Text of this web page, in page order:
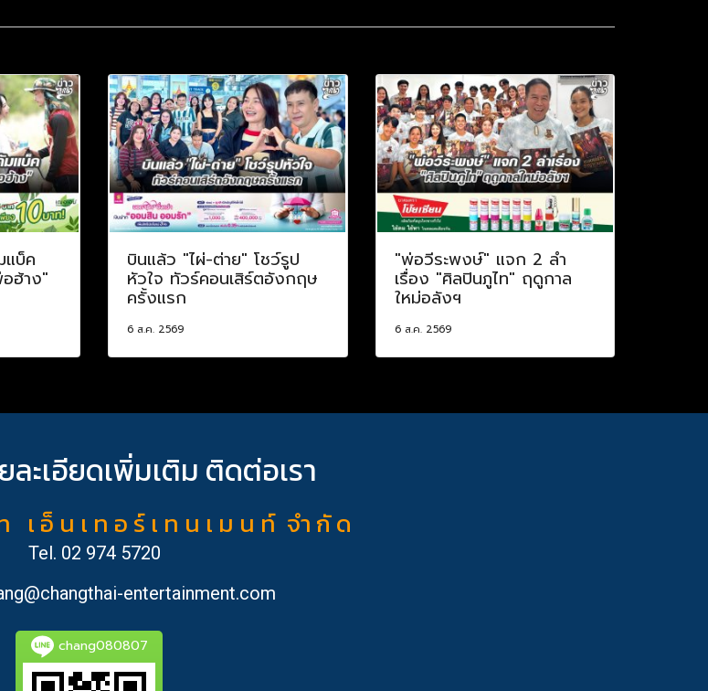
บ็ค
ฮ้าง"
บินแล้ว "ไผ่-ต่าย" โชว์รูป
หัวใจ ทัวร์คอนเสิร์ตอังกฤษ
ครั้งแรก
6 ส.ค. 2569
"พ่อวีระพงษ์" แจก 2 ลำ
เรื่อง "ศิลปินภูไท" ฤดูกาล
ใหม่อลังฯ
6 ส.ค. 2569
ละเอียดเพิ่มเติม ติดต่อเรา
เ อ็ น เ ท อ ร์ เ ท น เ ม น ท์ จำ กั ด
Tel. 02 974 5720
entertainment.com
chang080807